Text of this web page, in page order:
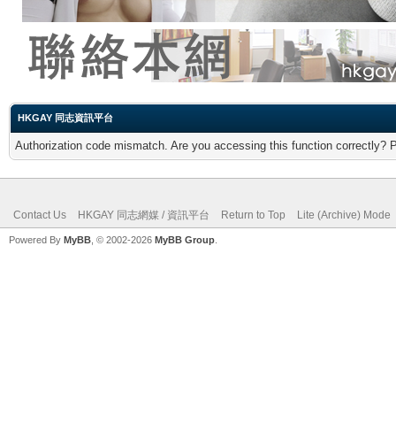
HKGAY 同志資訊平台
Authorization code mismatch. Are you accessing this function correctly?
Contact Us HKGAY 同志網媒 / 資訊平台 Return to Top Lite (Archive) Mode
Powered By MyBB , © 2002-2026 MyBB Group